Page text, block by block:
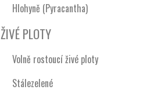
Hlohyně (Pyracantha)
ŽIVÉ PLOTY
Volně rostoucí živé ploty
Stálezelené